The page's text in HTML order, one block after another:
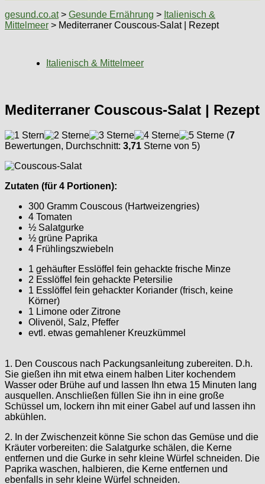
gesund.co.at> Gesunde Ernährung > Italienisch &
Mittelmeer > Mediterraner Couscous-Salat | Rezept
Italienisch & Mittelmeer
Mediterraner Couscous-Salat | Rezept
(7
Bewertungen, Durchschnitt: 3,71 Sterne von 5)
Zutaten (für 4 Portionen):
300 Gramm Couscous (Hartweizengries)
4 Tomaten
½ Salatgurke
½ grüne Paprika
4 Frühlingszwiebeln
1 gehäufter Esslöffel fein gehackte frische Minze
2 Esslöffel fein gehackte Petersilie
1 Esslöffel fein gehackter Koriander (frisch, keine
Körner)
1 Limone oder Zitrone
Olivenöl, Salz, Pfeffer
evtl. etwas gemahlener Kreuzkümmel
1. Den Couscous nach Packungsanleitung zubereiten. D.h.
Sie gießen ihn mit etwa einem halben Liter kochendem
Wasser oder Brühe auf und lassen Ihn etwa 15 Minuten lang
ausquellen. Anschließen füllen Sie ihn in eine große
Schüssel um, lockern ihn mit einer Gabel auf und lassen ihn
abkühlen.
2. In der Zwischenzeit könne Sie schon das Gemüse und die
Kräuter vorbereiten: die Salatgurke schälen, die Kerne
entfernen und die Gurke in sehr kleine Würfel schneiden. Die
Paprika waschen, halbieren, die Kerne entfernen und
ebenfalls in sehr kleine Würfel schneiden.